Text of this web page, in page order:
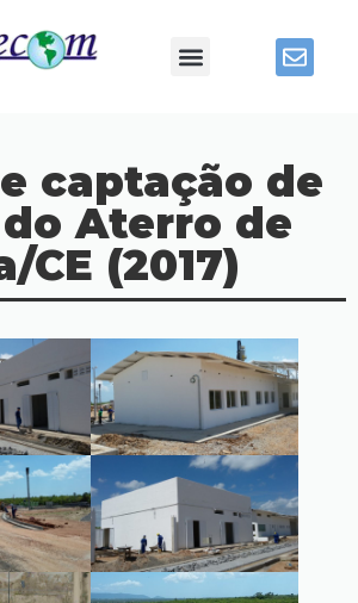
captação de
Aterro de
CE (2017)